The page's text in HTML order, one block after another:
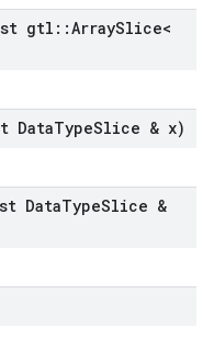
gtl ::ArraySlice<
DataTypeSlice & x)
DataTypeSlice &